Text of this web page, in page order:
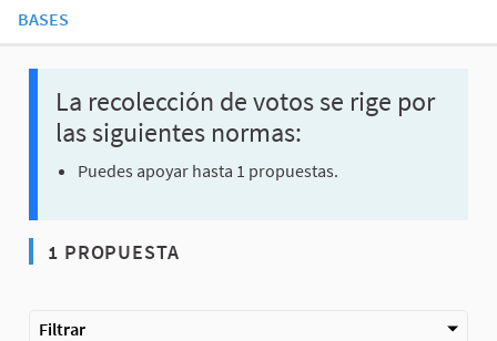
BASES
La recolección de votos se rige por
las siguientes normas:
Puedes apoyar hasta 1 propuestas.
1 PROPUESTA
Filtrar